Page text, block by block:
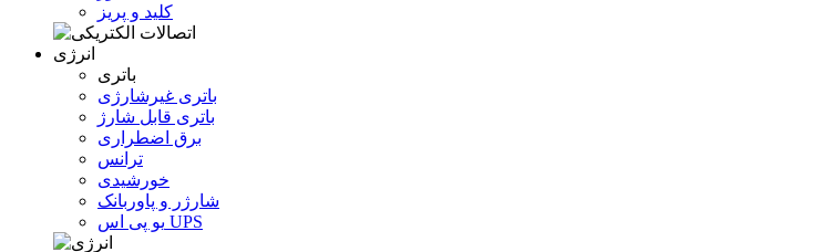
کلید و پریز
انرژی
باتری
باتری غیرشارژی
باتری قابل شارژ
برق اضطراری
ترانس
خورشیدی
شارژر و پاوربانک
یو پی اس UPS